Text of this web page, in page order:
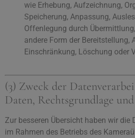
wie Erhebung, Aufzeichnung,
Speicherung, Anpassung,
Offenlegung durch
andere Form der Bereitstellung,
Einschränkung, Löschung oder
(3) Zweck der
Daten, Rechtsgrundlage
Zur besseren Übersicht haben wir die
im Rahmen des Betriebs des